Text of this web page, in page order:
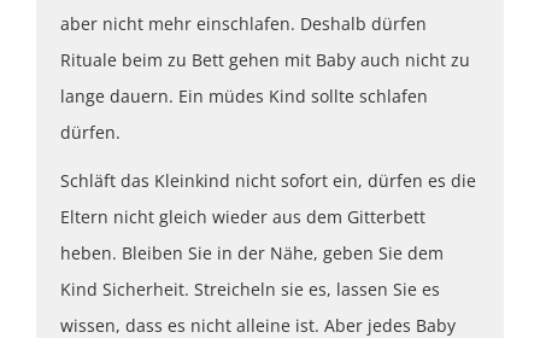
aber nicht mehr einschlafen. Deshalb dürfen
Rituale beim zu Bett gehen mit Baby auch nicht zu
lange dauern. Ein müdes Kind sollte schlafen
dürfen.
Schläft das Kleinkind nicht sofort ein, dürfen es die
Eltern nicht gleich wieder aus dem Gitterbett
heben. Bleiben Sie in der Nähe, geben Sie dem
Kind Sicherheit. Streicheln sie es, lassen Sie es
wissen, dass es nicht alleine ist. Aber jedes Baby